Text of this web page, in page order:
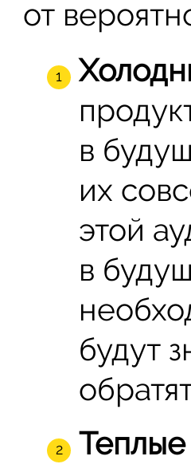
от
в
их
этой
в
будут
Теплые